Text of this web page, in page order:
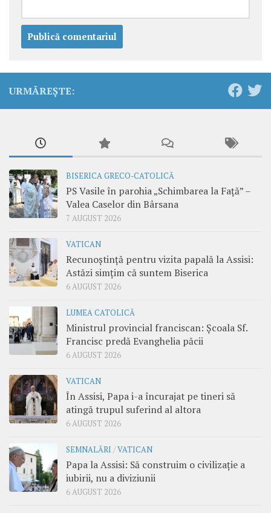
URMĂREȘTE:
BISERICA GRECO-CATOLICĂ
PS Vasile în parohia „Schimbarea la Față” –
Valea Caselor din Bârsana
7 AUGUST 2026
VATICAN
Recunoștință pentru vizita papală la Assisi:
Astăzi simțim că suntem Biserica
6 AUGUST 2026
LUMEA CATOLICĂ
Ministrul provincial franciscan: Școala Sf.
Francisc predă Evanghelia păcii
6 AUGUST 2026
VATICAN
În Assisi, Papa i-a încurajat pe tineri să
atingă trupul suferind al altora
6 AUGUST 2026
SEMNALĂRI /VATICAN
Papa la Assisi: Să construim o civilizație a
iubirii, nu a diviziunii
6 AUGUST 2026